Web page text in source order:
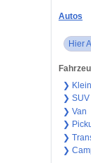
Autos
Hier
❯
❯ SUV
❯ Van
❯
❯
❯